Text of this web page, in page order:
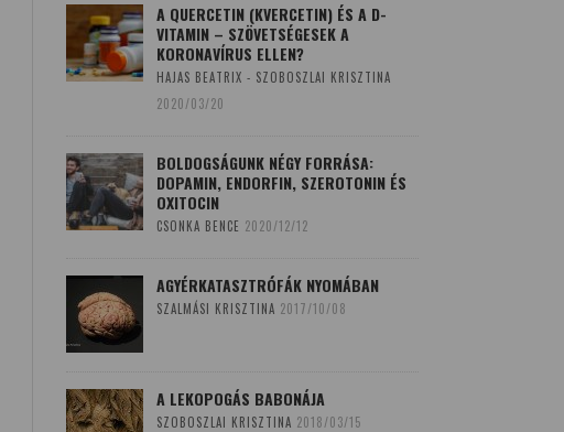
A QUERCETIN (KVERCETIN) ÉS A D-
VITAMIN – SZÖVETSÉGESEK A
KORONAVÍRUS ELLEN?
HAJAS BEATRIX - SZOBOSZLAI KRISZTINA
2020/03/20
BOLDOGSÁGUNK NÉGY FORRÁSA:
DOPAMIN, ENDORFIN, SZEROTONIN ÉS
OXITOCIN
CSONKA BENCE 2020/12/12
AGYÉRKATASZTRÓFÁK NYOMÁBAN
SZALMÁSI KRISZTINA 2017/10/08
A LEKOPOGÁS BABONÁJA
SZOBOSZLAI KRISZTINA 2018/03/15